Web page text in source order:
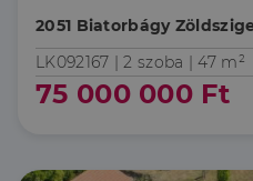
2051 Biatorbágy
LK092167 |2 szoba | 47 m²
75 000 000 Ft